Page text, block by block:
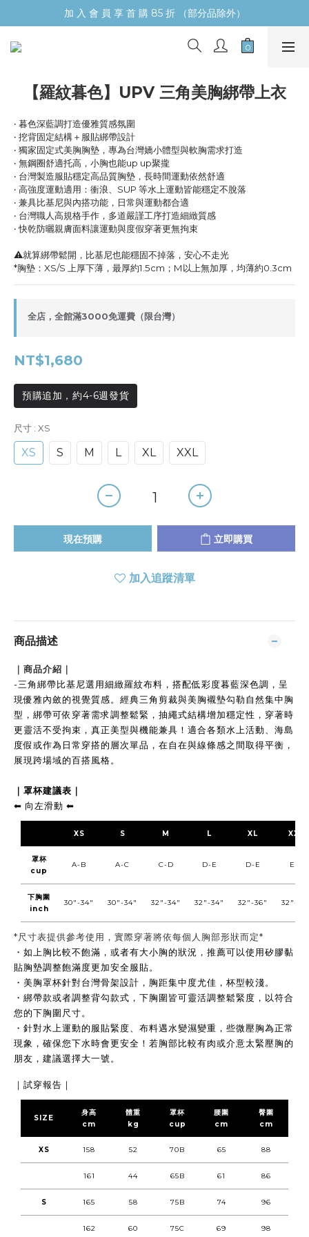
加 入 會 員 享 首 購 85 折 （部分品除外）
【羅紋暮色】UPV 三角美胸綁帶上衣
‧ 暮色深藍調打造優雅質感氛圍
‧ 挖背固定結構＋服貼綁帶設計
‧ 獨家固定式美胸胸墊，專為台灣嬌小體型與軟胸需求打造
‧ 無鋼圈舒適托高，小胸也能up up聚攏
‧ 台灣製造服貼穩定高品質胸墊，長時間運動依然舒適
‧ 高強度運動適用：衝浪、SUP 等水上運動皆能穩定不脫落
‧ 兼具比基尼與內搭功能，日常與運動都合適
‧ 台灣職人高規格手作，多道嚴謹工序打造細緻質感
‧ 快乾防曬親膚面料讓運動與度假穿著更無拘束
⚠️就算綁帶鬆開，比基尼也能穩固不掉落，安心不走光
*胸墊：XS/S 上厚下薄，最厚約1.5cm；M以上無加厚，均薄約0.3cm
全店，全館滿3000免運費（限台灣）
NT$1,680
預購追加，約4-6週發貨
尺寸 : XS
XS S M L XL XXL
現在預購 立即購買
加入追蹤清單
商品描述
｜商品介紹｜
-三角綁帶比基尼選用細緻羅紋布料，搭配低彩度暮藍深色調，呈
現優雅內斂的視覺質感。經典三角剪裁與美胸襯墊勾勒自然集中胸
型，綁帶可依穿著需求調整鬆緊，抽繩式結構增加穩定性 ， 穿著時
更靈活不受拘束 ，真正美型與機能兼具！ 適合各類水上活動、海島
度假或作為日常穿搭的層次單品，在自在與線條感之間取得平衡，
展現跨場域的百搭風格。
｜罩杯建議表｜
⬅︎ 向左滑動 ⬅︎
XS S M L XL XXL
罩杯
cup
A-B A-C C-D D-E D-E E-F
下胸圍
inch
30"-34" 30"-34" 32"-34" 32"-34" 32"-36" 32"-
*尺寸表提供參考使用，實際穿著將依每個人胸部形狀而定*
・ 如上胸比較不飽滿，或者有大小胸的狀況，推薦可以使用矽膠黏
貼胸墊調整飽滿度更加安全服貼。
・ 美胸罩杯針對台灣骨架設計，胸距集中度尤佳，杯型較淺。
・ 綁帶款或者調整背勾款式，下胸圍皆可靈活調整鬆緊度，以符合
您的下胸圍尺寸。
・ 針對水上運動的服貼緊度、 布料遇水變濕變重 ，些微壓胸為正常
現象，確保您下水時會更安全！ 若胸部比較有肉或介意太緊壓胸的
朋友，建議選擇大一號。
｜試穿報告｜
SIZE
身高
cm
體重
kg
罩杯
cup
腰圍
cm
臀圍
cm
XS 158 52 70B 65 88
161 44 65B 61 86
S 165 58 75B 74 96
162 60 75C 69 98